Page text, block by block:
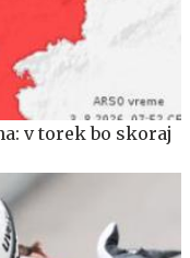
v torek bo skoraj